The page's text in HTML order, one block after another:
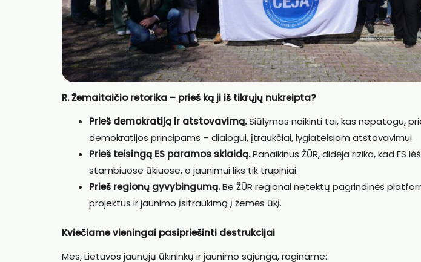
R. Žemaitaičio retorika – prieš ką ji iš tikrųjų nukreipta?
Prieš demokratiją ir atstovavimą.Siūlymas naikinti tai, kas nepatogu,
demokratijos principams – dialogui, įtraukčiai, lygiateisiam atstovavimui.
Prieš teisingą ES paramos sklaidą.Panaikinus ŽŪR, didėja rizika, kad ES
stambiuose ūkiuose, o jaunimui liks tik trupiniai.
Prieš regionų gyvybingumą.Be ŽŪR regionai netektų pagrindinės
projektus ir jaunimo įsitraukimą į žemės ūkį.
Kviečiame vieningai pasipriešinti destrukcijai
Mes, Lietuvos jaunųjų ūkininkų ir jaunimo sąjunga, raginame: